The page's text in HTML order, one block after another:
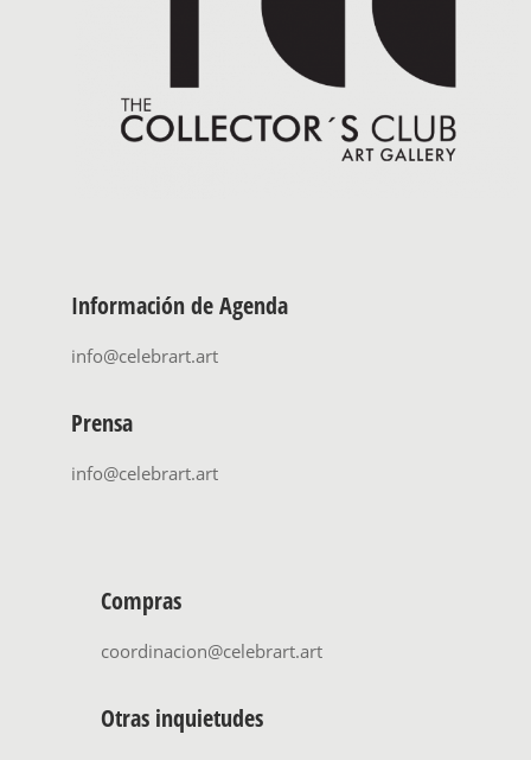
Información de Agenda
info@celebrart.art
Prensa
info@celebrart.art
Compras
coordinacion@celebrart.art
Otras inquietudes